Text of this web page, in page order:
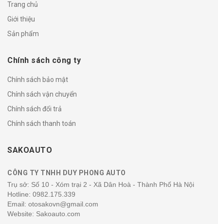
Trang chủ
Giới thiệu
Sản phẩm
Chính sách công ty
Chính sách bảo mật
Chính sách vận chuyển
Chính sách đổi trả
Chính sách thanh toán
SAKOAUTO
CÔNG TY TNHH DUY PHONG AUTO
Trụ sở: Số 10 - Xóm trại 2 - Xã Dân Hoà - Thành Phố Hà Nội
Hotline: 0982.175.339
Email: otosakovn@gmail.com
Website: Sakoauto.com